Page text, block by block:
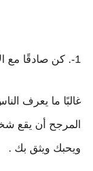
1-. كن صادقًا مع الآخرين لجعل أي شخص يقع في حبك
غالبًا ما يعرف
المرجح أن يقع
ويحبك ويثق بك .